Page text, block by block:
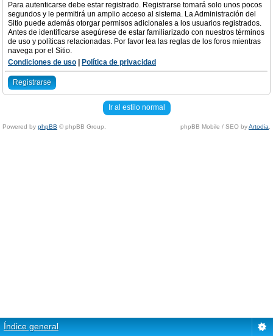
Para autenticarse debe estar registrado. Registrarse tomará solo unos pocos
segundos y le permitirá un amplio acceso al sistema. La Administración del
Sitio puede además otorgar permisos adicionales a los usuarios registrados.
Antes de identificarse asegúrese de estar familiarizado con nuestros términos
de uso y políticas relacionadas. Por favor lea las reglas de los foros mientras
navega por el Sitio.
Condiciones de uso
Política de privacidad
Registrarse
Ir al estilo normal
Powered by phpBB © phpBB Group. phpBB Mobile / SEO byArtodia
Índice general